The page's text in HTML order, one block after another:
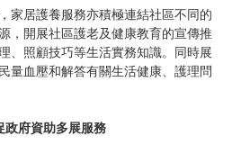
家居護養服務亦積極連結社區不同的
，開展社區護老及健康教育的宣傳推
、照顧技巧等生活實務知識。同時展
量血壓和解答有關生活健康、護理問
政府資助多展服務